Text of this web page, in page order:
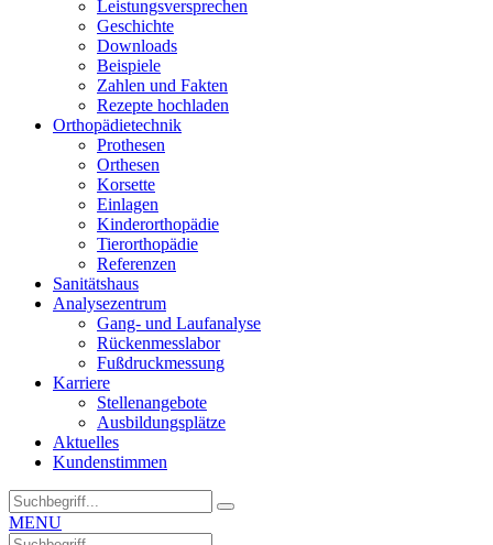
Leistungsversprechen
Geschichte
Downloads
Beispiele
Zahlen und Fakten
Rezepte hochladen
Orthopädietechnik
Prothesen
Orthesen
Korsette
Einlagen
Kinderorthopädie
Tierorthopädie
Referenzen
Sanitätshaus
Analysezentrum
Gang- und Laufanalyse
Rückenmesslabor
Fußdruckmessung
Karriere
Stellenangebote
Ausbildungsplätze
Aktuelles
Kundenstimmen
MENU